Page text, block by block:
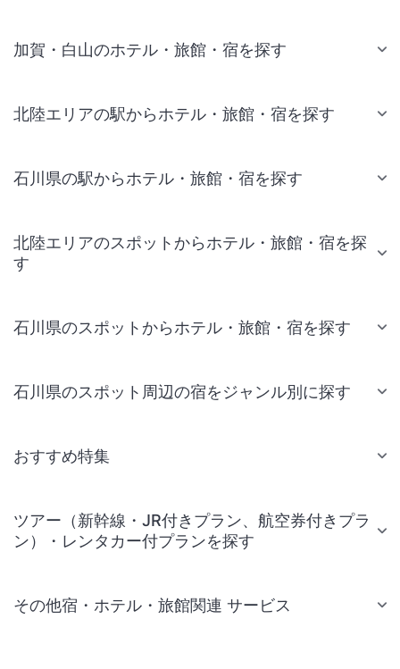
加賀・白山のホテル・旅館・宿を探す
北陸エリアの駅からホテル・旅館・宿を探す
石川県の駅からホテル・旅館・宿を探す
北陸エリアのスポットからホテル・旅館・宿を探
す
石川県のスポットからホテル・旅館・宿を探す
石川県のスポット周辺の宿をジャンル別に探す
おすすめ特集
ツアー（新幹線・JR付きプラン、航空券付きプラ
ン）・レンタカー付プランを探す
その他宿・ホテル・旅館関連 サービス